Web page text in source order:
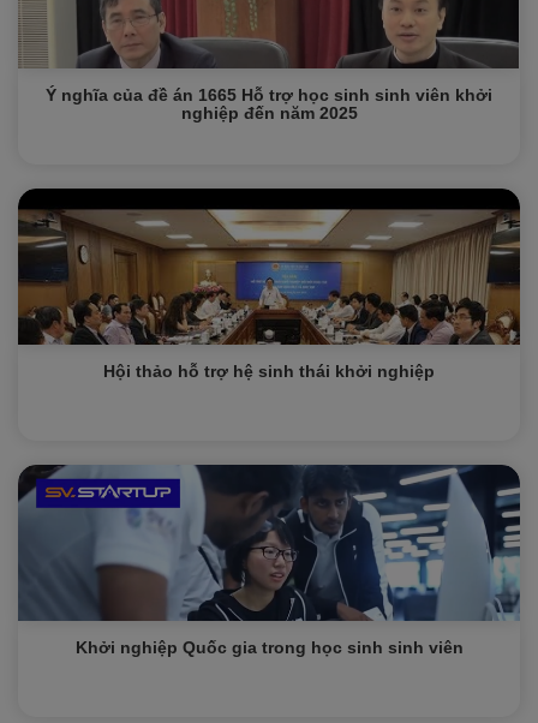
Ý nghĩa của đề án 1665 Hỗ trợ học sinh sinh viên khởi
nghiệp đến năm 2025
Hội thảo hỗ trợ hệ sinh thái khởi nghiệp
Khởi nghiệp Quốc gia trong học sinh sinh viên